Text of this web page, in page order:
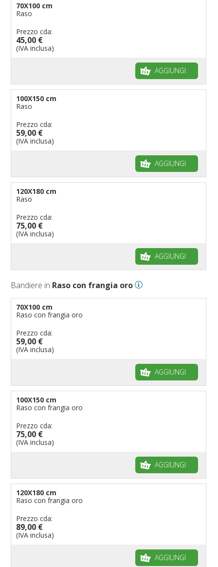
70X100 cm
Raso
Prezzo cda:
45,00 €
(IVA inclusa)
AGGIUNGI
100X150 cm
Raso
Prezzo cda:
59,00 €
(IVA inclusa)
AGGIUNGI
120X180 cm
Raso
Prezzo cda:
75,00 €
(IVA inclusa)
AGGIUNGI
Bandiere in Raso con frangia oro
70X100 cm
Raso con frangia oro
Prezzo cda:
59,00 €
(IVA inclusa)
AGGIUNGI
100X150 cm
Raso con frangia oro
Prezzo cda:
75,00 €
(IVA inclusa)
AGGIUNGI
120X180 cm
Raso con frangia oro
Prezzo cda:
89,00 €
(IVA inclusa)
AGGIUNGI